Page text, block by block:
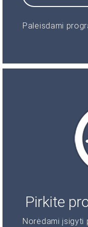
Paleisdami
Pirkite
Norėdami įsigyti